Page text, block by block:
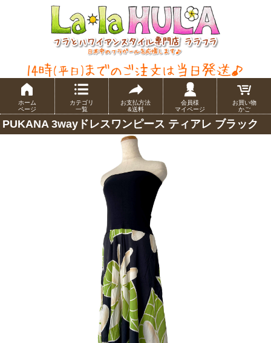
ホーム
ページ
カテゴリ
一覧
お支払方法
&送料
会員様
マイページ
お買い物
かご
PUKANA 3wayドレスワンピース ティアレ ブラック